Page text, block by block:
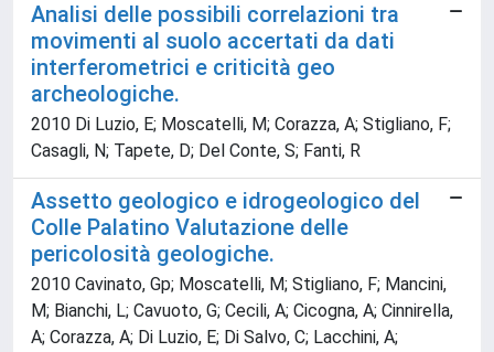
Analisi delle possibili correlazioni tra
movimenti al suolo accertati da dati
interferometrici e criticità geo
archeologiche.
2010 Di Luzio, E; Moscatelli, M; Corazza, A; Stigliano, F;
Casagli, N; Tapete, D; Del Conte, S; Fanti, R
Assetto geologico e idrogeologico del
Colle Palatino Valutazione delle
pericolosità geologiche.
2010 Cavinato, Gp; Moscatelli, M; Stigliano, F; Mancini,
M; Bianchi, L; Cavuoto, G; Cecili, A; Cicogna, A; Cinnirella,
A; Corazza, A; Di Luzio, E; Di Salvo, C; Lacchini, A;